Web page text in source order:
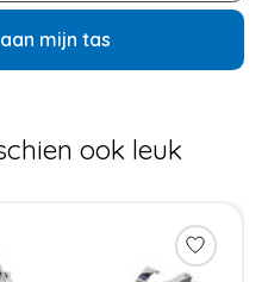
mijn tas
ook leuk